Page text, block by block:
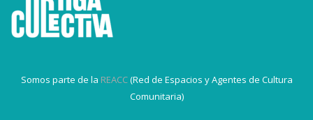
Somos parte de la REACC(Red de Espacios y Agentes de Cultura
Comunitaria)